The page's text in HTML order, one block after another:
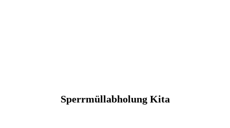
Sperrmüllabholung Kita